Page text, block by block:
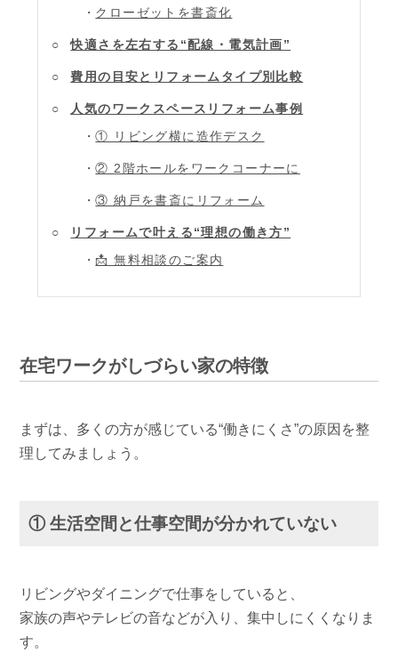
クローゼットを書斎化
快適さを左右する“配線・電気計画”
費用の目安とリフォームタイプ別比較
人気のワークスペースリフォーム事例
① リビング横に造作デスク
② 2階ホールをワークコーナーに
③ 納戸を書斎にリフォーム
リフォームで叶える“理想の働き方”
📩 無料相談のご案内
在宅ワークがしづらい家の特徴
まずは、多くの方が感じている“働きにくさ”の原因を整
理してみましょう。
① 生活空間と仕事空間が分かれていない
リビングやダイニングで仕事をしていると、
家族の声やテレビの音などが入り、集中しにくくなりま
す。